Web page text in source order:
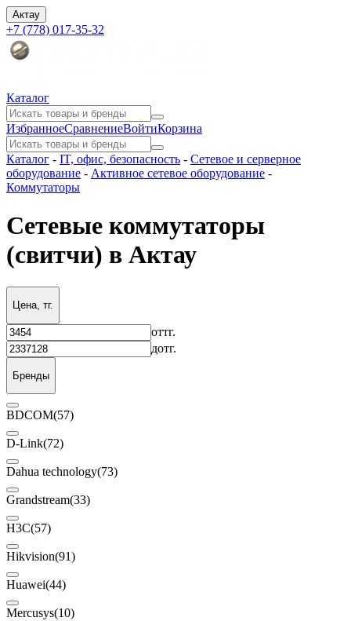
Актау
+7 (778) 017-35-32
Каталог
ИзбранноеСравнениеВойтиКорзина
Каталог - IT, офис, безопасность - Сетевое и серверное
оборудование - Активное сетевое оборудование -
Коммутаторы
Сетевые коммутаторы
(свитчи) в Актау
Цена, тг.
оттг.
дотг.
Бренды
BDCOM(57)
D-Link(72)
Dahua technology(73)
Grandstream(33)
H3C(57)
Hikvision(91)
Huawei(44)
Mercusys(10)